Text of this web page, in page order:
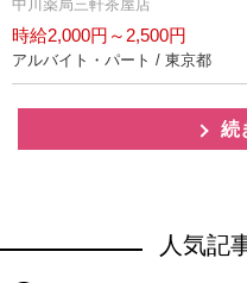
中川薬局三軒茶屋店
時給2,000円～2,500円
アルバイト・パート / 東京都
続
人気記